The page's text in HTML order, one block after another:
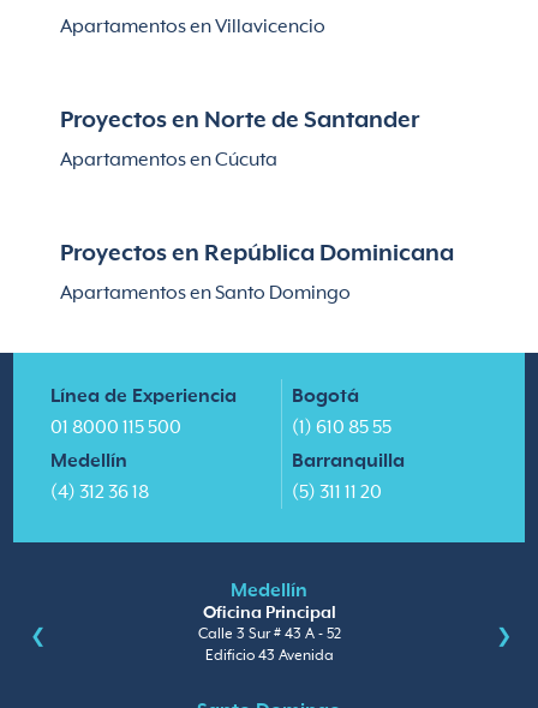
Apartamentos en Villavicencio
Proyectos en Norte de Santander
Apartamentos en Cúcuta
Proyectos en República Dominicana
Apartamentos en Santo Domingo
Línea de Experiencia
01 8000 115 500
Medellín
(4) 312 36 18
Bogotá
(1) 610 85 55
Barranquilla
(5) 311 11 20
Medellín
Oficina Principal
Calle 3 Sur # 43 A - 52
Edificio 43 Avenida